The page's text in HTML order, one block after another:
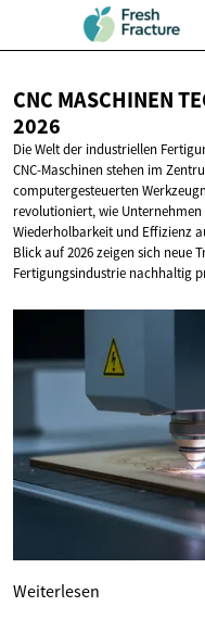
CNC MASCHINEN
2026
Die Welt der industriellen
CNC-Maschinen stehen im
computergesteuerten
revolutioniert, wie
Wiederholbarkeit und Effizienz
Blick auf 2026 zeigen sich neue
Fertigungsindustrie nachhaltig
Weiterlesen